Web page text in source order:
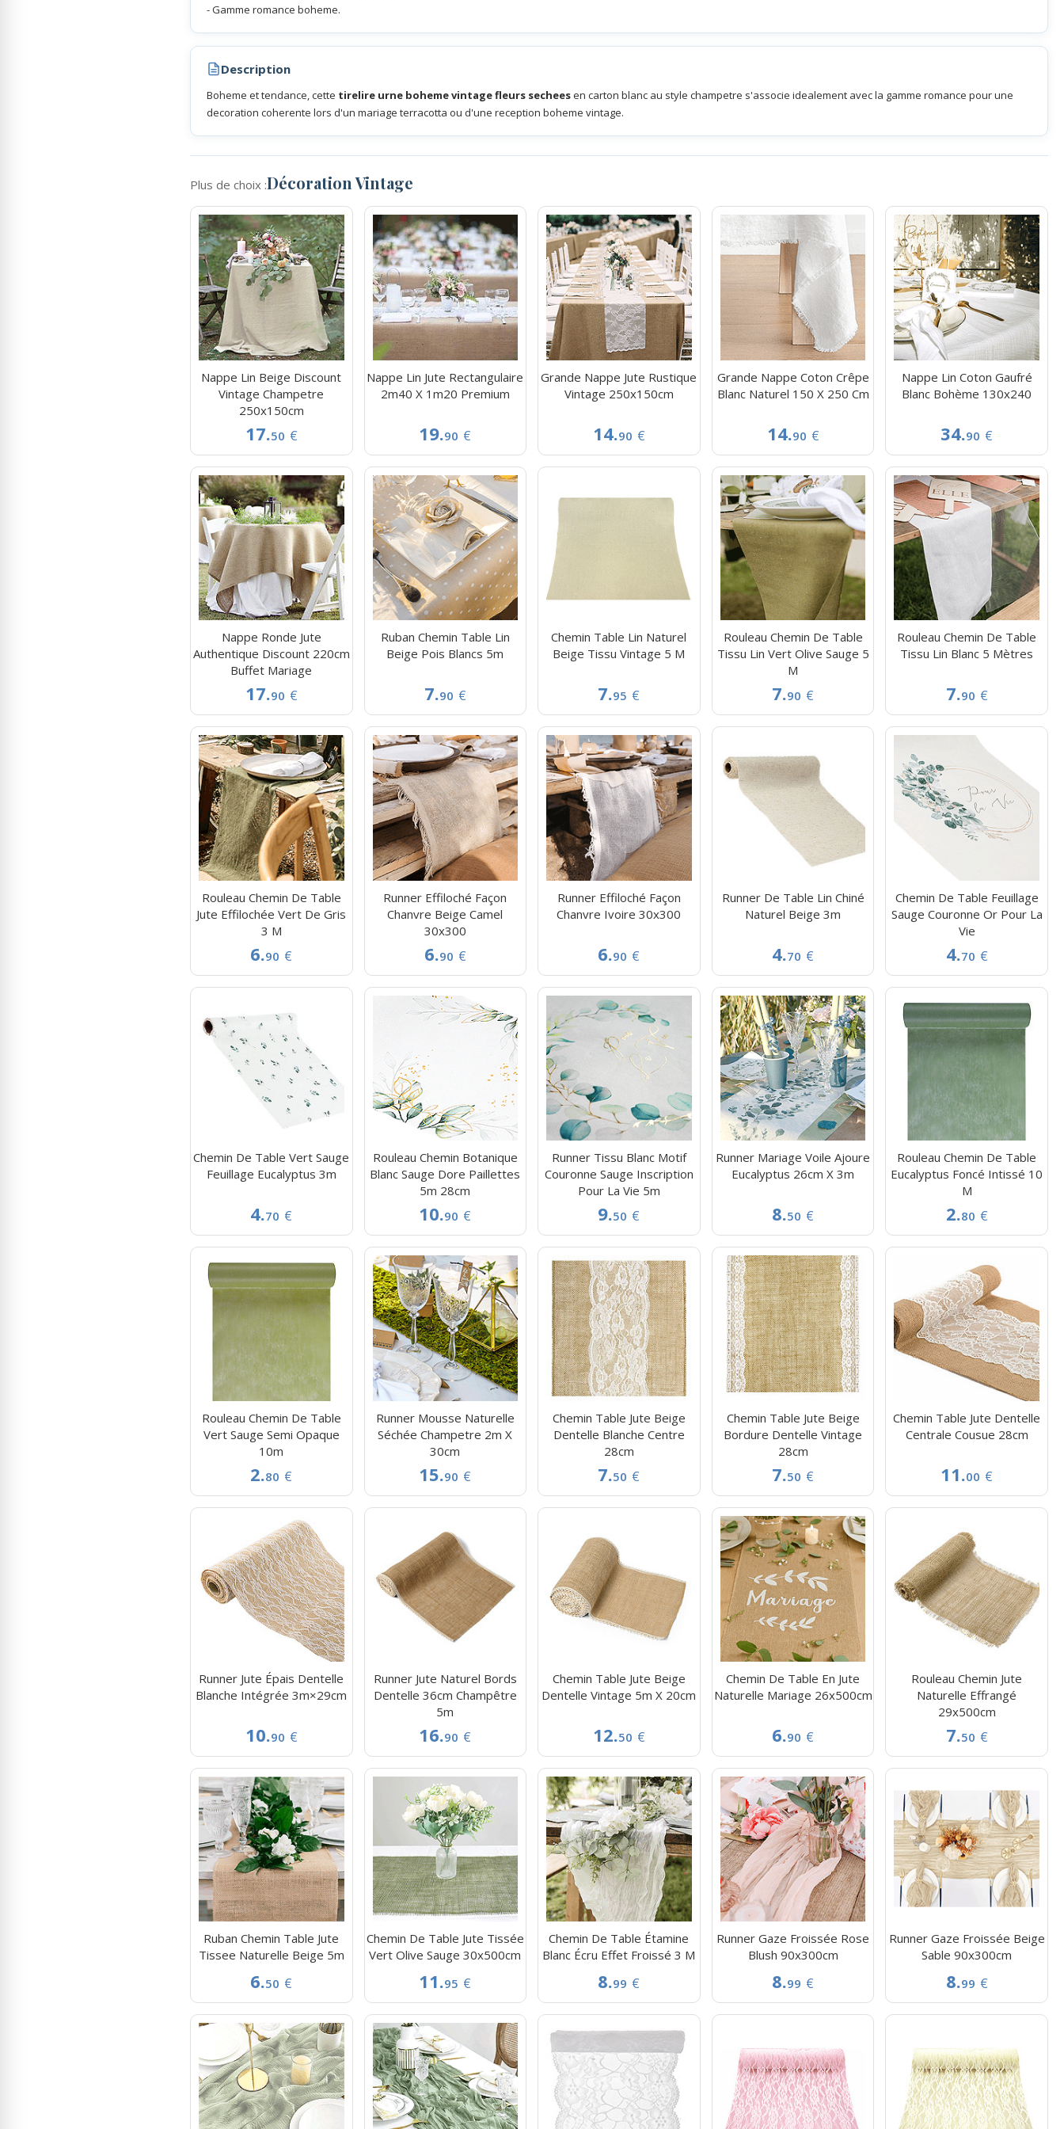
- Gamme romance boheme.
Description
Boheme et tendance, cette tirelire urne boheme vintage fleurs secheesen carton blanc au style champetre s'associe idealement avec la gamme romance pour une
decoration coherente lors d'un mariage terracotta ou d'une reception boheme vintage.
Plus de choix :Décoration Vintage
Nappe Lin Beige Discount
Vintage Champetre
250x150cm
17.50 €
Nappe Lin Jute Rectangulaire
2m40 X 1m20 Premium
19.90 €
Grande Nappe Jute Rustique
Vintage 250x150cm
14.90 €
Grande Nappe Coton Crêpe
Blanc Naturel 150 X 250 Cm
14.90 €
Nappe Lin Coton Gaufré
Blanc Bohème 130x240
34.90 €
Nappe Ronde Jute
Authentique Discount 220cm
Buffet Mariage
17.90 €
Ruban Chemin Table Lin
Beige Pois Blancs 5m
7.90 €
Chemin Table Lin Naturel
Beige Tissu Vintage 5 M
7.95 €
Rouleau Chemin De Table
Tissu Lin Vert Olive Sauge 5
M
7.90 €
Rouleau Chemin De Table
Tissu Lin Blanc 5 Mètres
7.90 €
Rouleau Chemin De Table
Jute Effilochée Vert De Gris
3 M
6.90 €
Runner Effiloché Façon
Chanvre Beige Camel
30x300
6.90 €
Runner Effiloché Façon
Chanvre Ivoire 30x300
6.90 €
Runner De Table Lin Chiné
Naturel Beige 3m
4.70 €
Chemin De Table Feuillage
Sauge Couronne Or Pour La
Vie
4.70 €
Chemin De Table Vert Sauge
Feuillage Eucalyptus 3m
4.70 €
Rouleau Chemin Botanique
Blanc Sauge Dore Paillettes
5m 28cm
10.90 €
Runner Tissu Blanc Motif
Couronne Sauge Inscription
Pour La Vie 5m
9.50 €
Runner Mariage Voile Ajoure
Eucalyptus 26cm X 3m
8.50 €
Rouleau Chemin De Table
Eucalyptus Foncé Intissé 10
M
2.80 €
Rouleau Chemin De Table
Vert Sauge Semi Opaque
10m
2.80 €
Runner Mousse Naturelle
Séchée Champetre 2m X
30cm
15.90 €
Chemin Table Jute Beige
Dentelle Blanche Centre
28cm
7.50 €
Chemin Table Jute Beige
Bordure Dentelle Vintage
28cm
7.50 €
Chemin Table Jute Dentelle
Centrale Cousue 28cm
11.00 €
Runner Jute Épais Dentelle
Blanche Intégrée 3m×29cm
10.90 €
Runner Jute Naturel Bords
Dentelle 36cm Champêtre
5m
16.90 €
Chemin Table Jute Beige
Dentelle Vintage 5m X 20cm
12.50 €
Chemin De Table En Jute
Naturelle Mariage 26x500cm
6.90 €
Rouleau Chemin Jute
Naturelle Effrangé
29x500cm
7.50 €
Ruban Chemin Table Jute
Tissee Naturelle Beige 5m
6.50 €
Chemin De Table Jute Tissée
Vert Olive Sauge 30x500cm
11.95 €
Chemin De Table Étamine
Blanc Écru Effet Froissé 3 M
8.99 €
Runner Gaze Froissée Rose
Blush 90x300cm
8.99 €
Runner Gaze Froissée Beige
Sable 90x300cm
8.99 €